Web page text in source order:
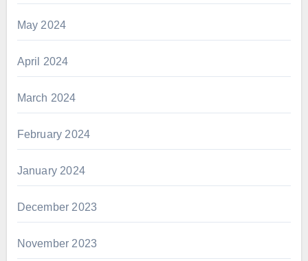
May 2024
April 2024
March 2024
February 2024
January 2024
December 2023
November 2023